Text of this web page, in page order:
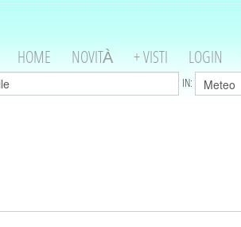
HOME NOVITÀ + VISTI LOGIN
IN: